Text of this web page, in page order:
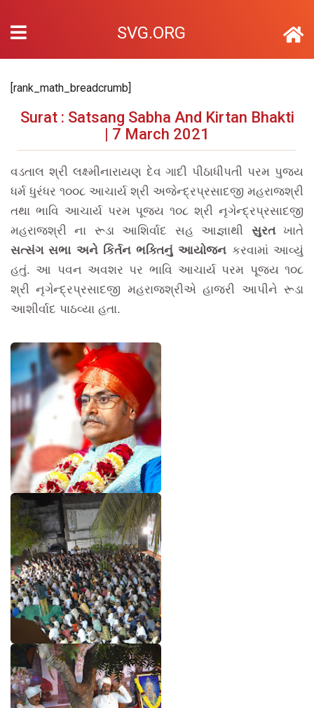
SVG.ORG
[rank_math_breadcrumb]
Surat : Satsang Sabha And Kirtan Bhakti
| 7 March 2021
વડતાલ શ્રી લક્ષ્મીનારાયણ દેવ ગાદી પીઠાધીપતી પરમ પુજ્ય
ધર્મ ધુરંધર ૧૦૦૮ આચાર્ય શ્રી અજેન્દ્રપ્રસાદજી મહરાજશ્રી
તથા ભાવિ આચાર્ય પરમ પૂજ્ય ૧૦૮ શ્રી નૃગેન્દ્રપ્રસાદજી
મહરાજશ્રી ના રૂડા આશિર્વાદ સહ આજ્ઞાથી સુરત ખાતે
સત્સંગ સભા અને કિર્તન ભક્તિનું આયોજન કરવામાં આવ્યું
હતું. આ પવન અવશર પર ભાવિ આચાર્ય પરમ પૂજ્ય ૧૦૮
શ્રી નૃગેન્દ્રપ્રસાદજી મહરાજશ્રીએ હાજરી આપીને રૂડા
આશીર્વાદ પાઠવ્યા હતા.